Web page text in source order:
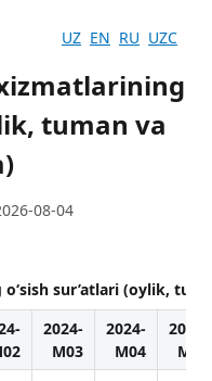
UZ EN RU UZC
tuman va
08-04
sur’atlari (oylik,
2024-
M03
2024-
M04
2024-
M05